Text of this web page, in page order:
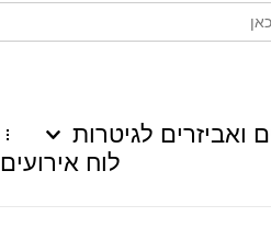
ואביזרים לגיטרות
לוח אירועים